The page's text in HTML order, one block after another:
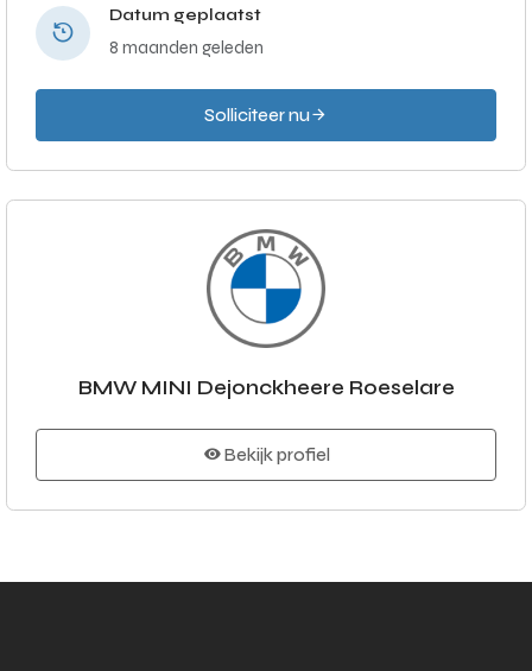
Datum geplaatst
8 maanden geleden
Solliciteer nu
BMW MINI Dejonckheere Roeselare
Bekijk profiel